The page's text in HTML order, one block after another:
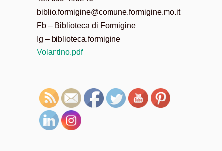
biblio.formigine@comune.formigine.mo.it
Fb – Biblioteca di Formigine
Ig – biblioteca.formigine
Volantino.pdf